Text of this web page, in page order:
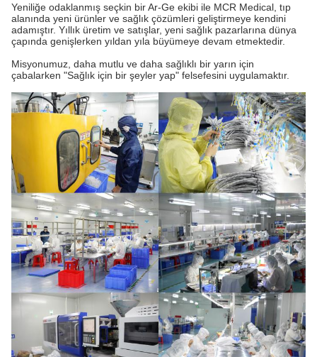
Yeniliğe odaklanmış seçkin bir Ar-Ge ekibi ile MCR Medical, tıp
alanında yeni ürünler ve sağlık çözümleri geliştirmeye kendini
adamıştır. Yıllık üretim ve satışlar, yeni sağlık pazarlarına dünya
çapında genişlerken yıldan yıla büyümeye devam etmektedir.
Misyonumuz, daha mutlu ve daha sağlıklı bir yarın için
çabalarken "Sağlık için bir şeyler yap" felsefesini uygulamaktır.